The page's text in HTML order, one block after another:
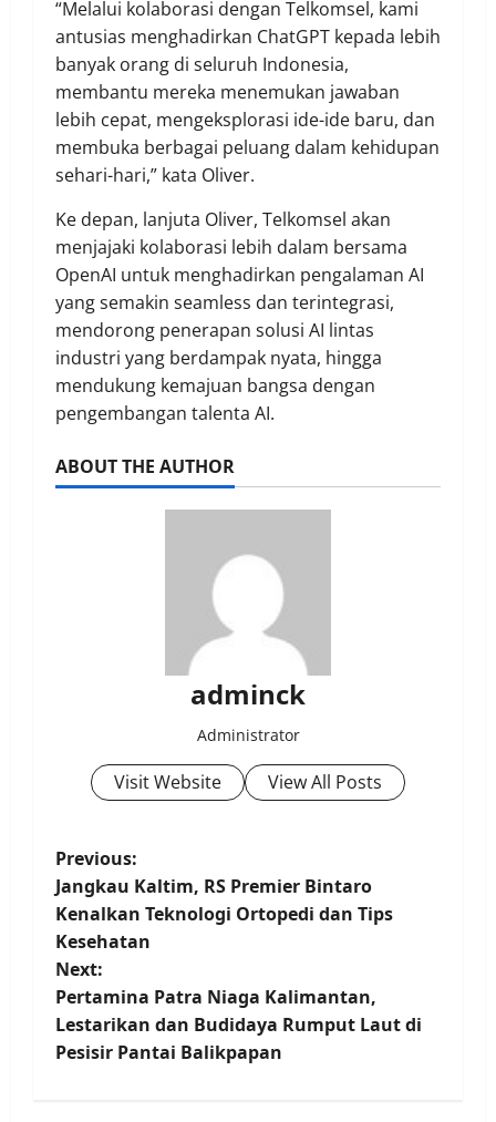
“Melalui kolaborasi dengan Telkomsel, kami
antusias menghadirkan ChatGPT kepada lebih
banyak orang di seluruh Indonesia,
membantu mereka menemukan jawaban
lebih cepat, mengeksplorasi ide-ide baru, dan
membuka berbagai peluang dalam kehidupan
sehari-hari,” kata Oliver.
Ke depan, lanjuta Oliver, Telkomsel akan
menjajaki kolaborasi lebih dalam bersama
OpenAI untuk menghadirkan pengalaman AI
yang semakin seamless dan terintegrasi,
mendorong penerapan solusi AI lintas
industri yang berdampak nyata, hingga
mendukung kemajuan bangsa dengan
pengembangan talenta AI.
ABOUT THE AUTHOR
adminck
Administrator
Visit Website View All Posts
P
o
s
t
n
Previous:
Jangkau Kaltim, RS Premier Bintaro
Kenalkan Teknologi Ortopedi dan Tips
Kesehatan
Next:
Pertamina Patra Niaga Kalimantan,
Lestarikan dan Budidaya Rumput Laut di
Pesisir Pantai Balikpapan